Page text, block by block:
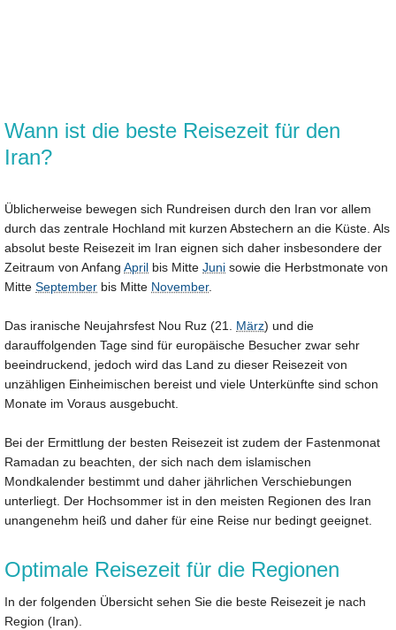
Wann ist die beste Reisezeit für den
Iran?
Üblicherweise bewegen sich Rundreisen durch den Iran vor allem
durch das zentrale Hochland mit kurzen Abstechern an die Küste. Als
absolut beste Reisezeit im Iran eignen sich daher insbesondere der
Zeitraum von Anfang April bis Mitte Juni sowie die Herbstmonate von
Mitte September bis Mitte November.
Das iranische Neujahrsfest Nou Ruz (21. März) und die
darauffolgenden Tage sind für europäische Besucher zwar sehr
beeindruckend, jedoch wird das Land zu dieser Reisezeit von
unzähligen Einheimischen bereist und viele Unterkünfte sind schon
Monate im Voraus ausgebucht.
Bei der Ermittlung der besten Reisezeit ist zudem der Fastenmonat
Ramadan zu beachten, der sich nach dem islamischen
Mondkalender bestimmt und daher jährlichen Verschiebungen
unterliegt. Der Hochsommer ist in den meisten Regionen des Iran
unangenehm heiß und daher für eine Reise nur bedingt geeignet.
Optimale Reisezeit für die Regionen
In der folgenden Übersicht sehen Sie die beste Reisezeit je nach
Region (Iran).